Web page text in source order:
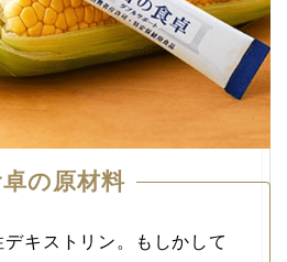
の原材料
キストリン。もしかして